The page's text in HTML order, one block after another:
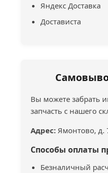
Яндекс Доставка
Достависта
Вы можете забрать
запчасть с нашего
Адрес: Ямонтово, д.
Способы оплаты
Безналичный